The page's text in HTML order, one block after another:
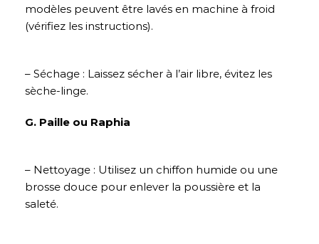
modèles peuvent être lavés en machine à froid
(vérifiez les instructions).
– Séchage : Laissez sécher à l’air libre, évitez les
sèche-linge.
G. Paille ou Raphia
– Nettoyage : Utilisez un chiffon humide ou une
brosse douce pour enlever la poussière et la
saleté.